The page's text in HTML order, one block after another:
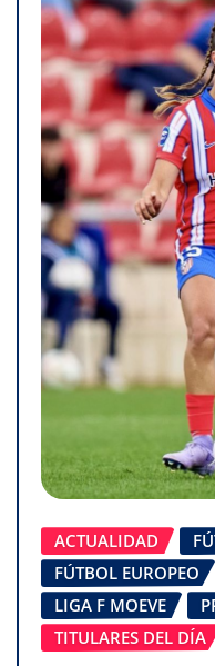
ACTUALIDAD
FÚTBOL EUROPEO
LIGA F MOEVE
TITULARES DEL DÍA